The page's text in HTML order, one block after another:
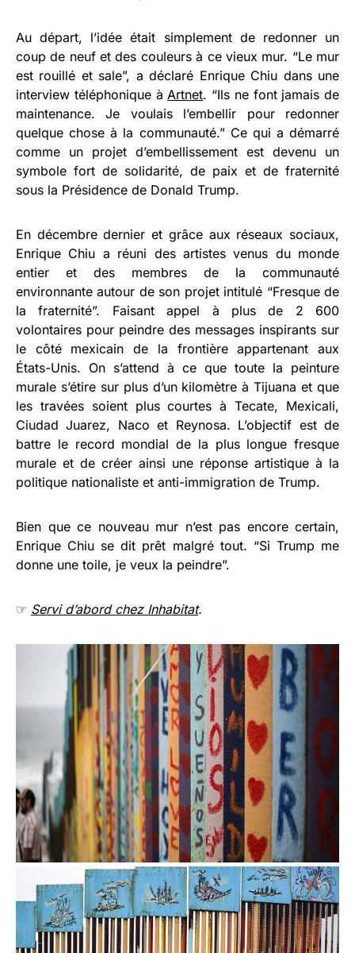
Au départ, l’idée était simplement de redonner un
coup de neuf et des couleurs à ce vieux mur. “Le mur
est rouillé et sale”, a déclaré Enrique Chiu dans une
interview téléphonique àArtnet. “Ils ne font jamais de
maintenance. Je voulais l’embellir pour redonner
quelque chose à la communauté.” Ce qui a démarré
comme un projet d’embellissement est devenu un
symbole fort de solidarité, de paix et de fraternité
sous la Présidence de Donald Trump.
En décembre dernier et grâce aux réseaux sociaux,
Enrique Chiu a réuni des artistes venus du monde
entier et des membres de la communauté
environnante autour de son projet intitulé “Fresque de
la fraternité”. Faisant appel à plus de 2 600
volontaires pour peindre des messages inspirants sur
le côté mexicain de la frontière appartenant aux
États-Unis. On s’attend à ce que toute la peinture
murale s’étire sur plus d’un kilomètre à Tijuana et que
les travées soient plus courtes à Tecate, Mexicali,
Ciudad Juarez, Naco et Reynosa. L’objectif est de
battre le record mondial de la plus longue fresque
murale et de créer ainsi une réponse artistique à la
politique nationaliste et anti-immigration de Trump.
Bien que ce nouveau mur n’est pas encore certain,
Enrique Chiu se dit prêt malgré tout. “Si Trump me
donne une toile, je veux la peindre”.
☞ Servi d’abord chez Inhabitat.